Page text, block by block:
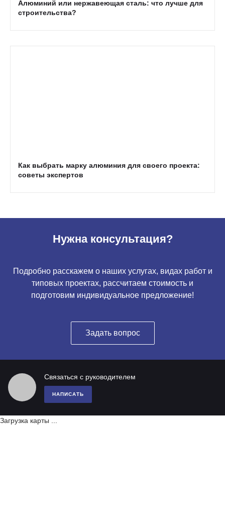
Алюминий или нержавеющая сталь: что лучше для
строительства?
Как выбрать марку алюминия для своего проекта:
советы экспертов
Нужна консультация?
Подробно расскажем о наших услугах, видах работ и
типовых проектах, рассчитаем стоимость и
подготовим индивидуальное предложение!
Задать вопрос
Связаться с руководителем
НАПИСАТЬ
Загрузка карты ...